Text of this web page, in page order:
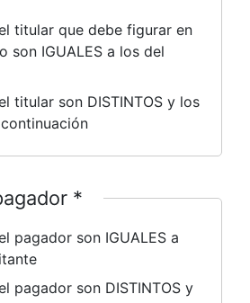
titular que debe figurar en
son IGUALES a los del
titular son DISTINTOS y los
*
pagador son IGUALES a
pagador son DISTINTOS y